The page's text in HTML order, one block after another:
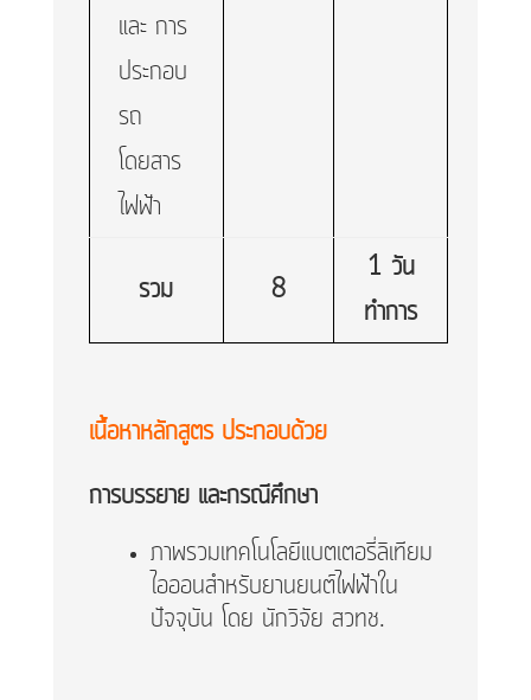
และ การ
ประกอบ
รถ
โดยสาร
ไฟฟ้า
รวม 8
1 วัน
ทำการ
เนื้อหาหลักสูตร ประกอบด้วย
การบรรยายและกรณีศึกษา
ภาพรวมเทคโนโลยีแบตเตอรี่ลิเทียม
ไอออนสำหรับยานยนต์ไฟฟ้าใน
ปัจจุบัน โดย นักวิจัย สวทช.